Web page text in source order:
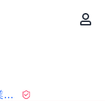
弘爺漢堡-SPAGHE六福店（寧日食光企業社）